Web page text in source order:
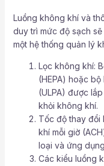
Luồng không khí và
duy trì mức độ sạch
một hệ thống quản lý
Lọc không khí:
(HEPA) hoặc
(ULPA) được
khỏi không khí.
Tốc độ thay đổi
khí mỗi giờ
loại và ứng
Các kiểu luồng